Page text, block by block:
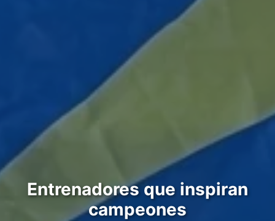
Entrenadores que inspiran
campeones